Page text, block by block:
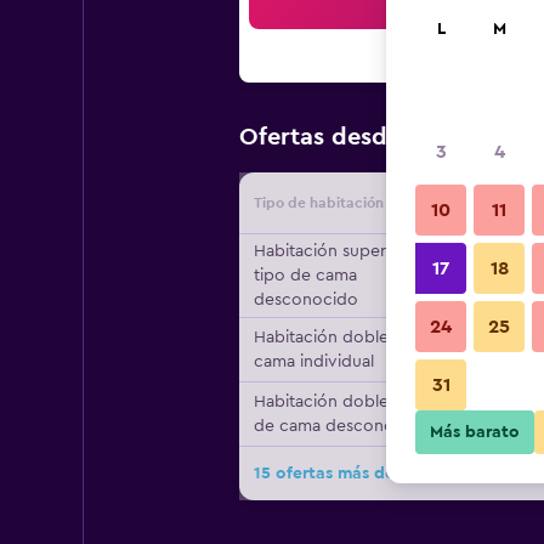
Ofertas desde Oferta
Tipo de habitación
Habitación superior,
tipo de cama
desconocido
Habitación doble, 1
cama individual
Habitación doble, tipo
de cama desconocido
15 ofertas más de Anavadia Hotel
L M
3 4
10 11
17 18
24 25
31
Más barato